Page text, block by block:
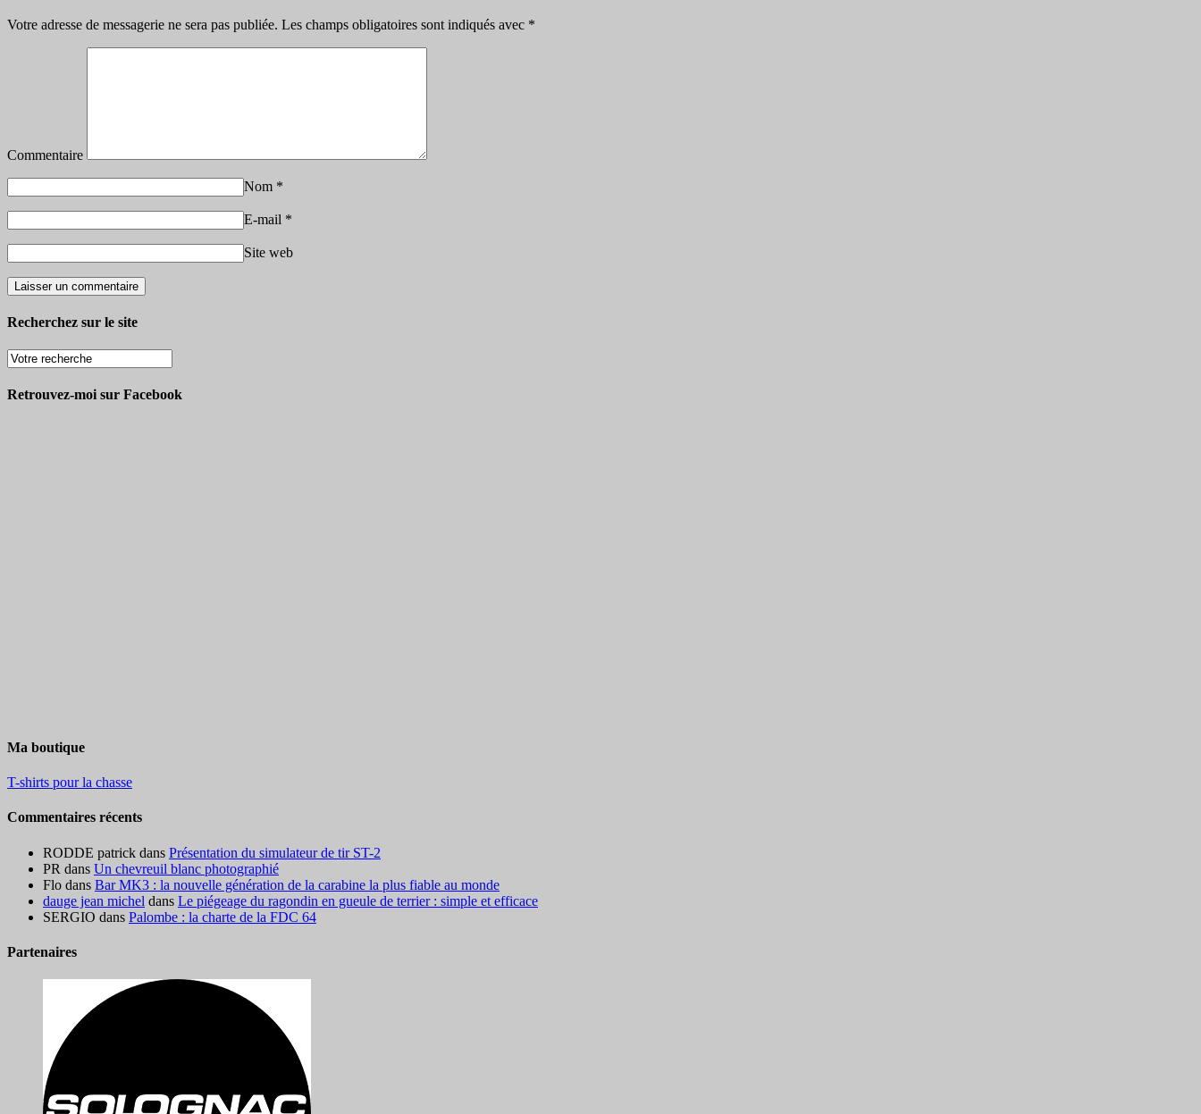
Votre adresse de messagerie ne sera pas publiée. Les champs obligatoires sont indiqués avec *
Commentaire
Nom *
E-mail *
Site web
Recherchez sur le site
Retrouvez-moi sur Facebook
Ma boutique
T-shirts pour la chasse
Commentaires récents
RODDE patrick dans Présentation du simulateur de tir ST-2
PR dans Un chevreuil blanc photographié
Flo dans Bar MK3 : la nouvelle génération de la carabine la plus fiable au monde
dauge jean michel dans Le piégeage du ragondin en gueule de terrier : simple et efficace
SERGIO dans Palombe : la charte de la FDC 64
Partenaires